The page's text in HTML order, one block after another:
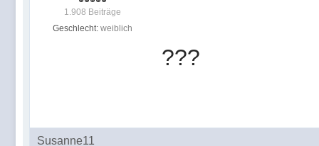
1.908 Beiträge
Geschlecht: weiblich
???
Susanne11